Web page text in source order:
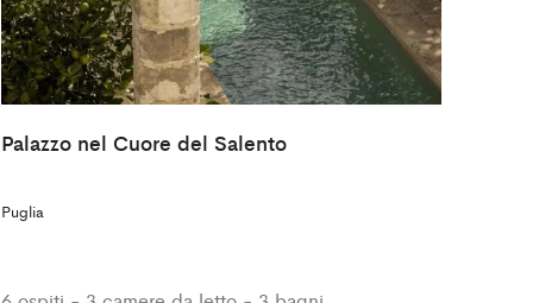
Palazzo nel Cuore del Salento
Puglia